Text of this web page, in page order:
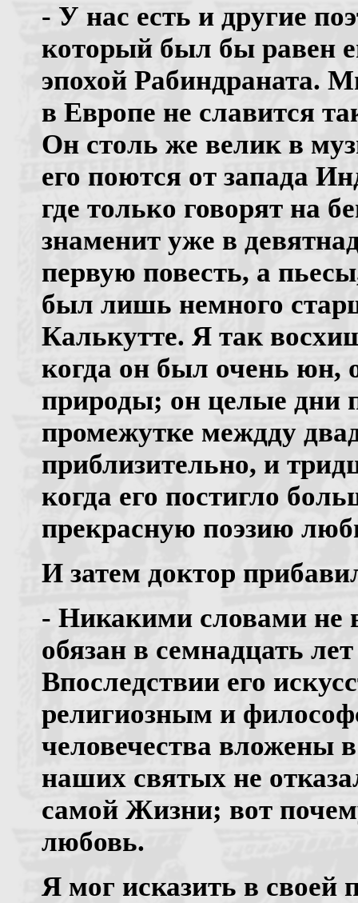
- У нас есть и другие
который был бы равен
эпохой Рабиндраната.
в Европе не славится
Он столь же велик в
его поются от запада
где только говорят на
знаменит уже в
первую повесть, а
был лишь немного
Калькутте. Я так
когда он был очень юн,
природы; он целые дни
промежутке междду
приблизительно, и
когда его постигло
прекрасную поэзию
И затем доктор
- Никакими словами не
обязан в семнадцать
Впоследствии его
религиозным и
человечества вложены
наших святых не
самой Жизни; вот
любовь.
Я мог исказить в своей